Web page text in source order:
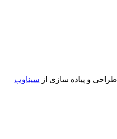
طراحی و پیاده سازی از سیناوب